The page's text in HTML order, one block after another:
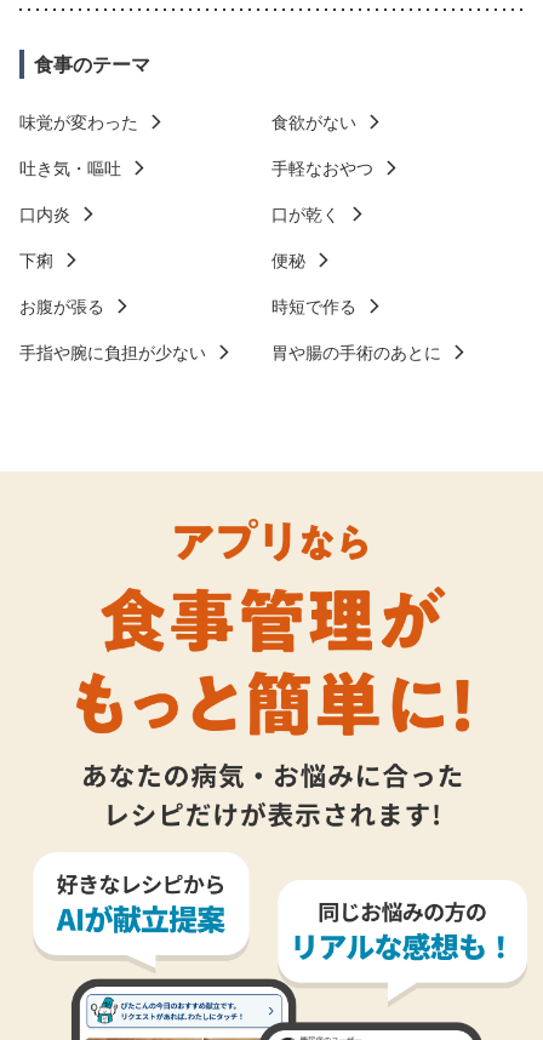
食事のテーマ
味覚が変わった
食欲がない
吐き気・嘔吐
手軽なおやつ
口内炎
口が乾く
下痢
便秘
お腹が張る
時短で作る
手指や腕に負担が少ない
胃や腸の手術のあとに